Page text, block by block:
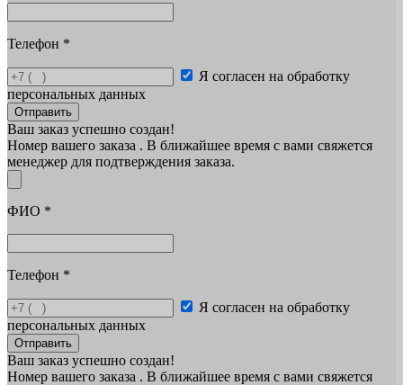
Телефон *
Я согласен на обработку
персональных данных
Отправить
Ваш заказ успешно создан!
Номер вашего заказа . В ближайшее время с вами свяжется
менеджер для подтверждения заказа.
ФИО *
Телефон *
Я согласен на обработку
персональных данных
Отправить
Ваш заказ успешно создан!
Номер вашего заказа . В ближайшее время с вами свяжется